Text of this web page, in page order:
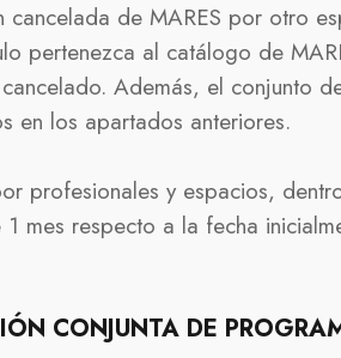
de MARES por otro
pertenezca al catálogo de
Además, el conjunto
en los apartados anteriores.
profesionales y espacios,
mes respecto a la fecha
CONJUNTA DE